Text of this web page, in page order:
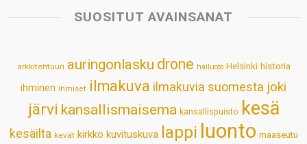
s
p
b
k
e
n
e
s
t
l
SUOSITUT AVAINSANAT
arkkitehtuuri auringonlasku drone hailuoto Helsinki historia
ihminen ihmiset ilmakuva ilmakuvia suomesta joki
järvi kansallismaisema kansallispuisto kesä
kesäilta kevät kirkko kuvituskuva lappi luonto maaseutu